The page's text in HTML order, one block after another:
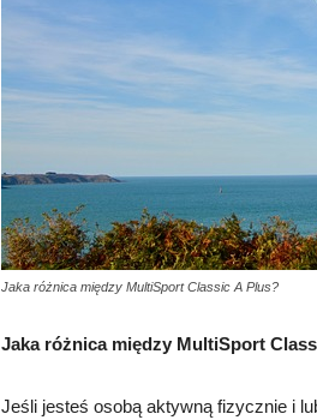
Jaka różnica między MultiSport Classic A Plus?
Jaka różnica między MultiSport
Jeśli jesteś osobą aktywną fizycznie i